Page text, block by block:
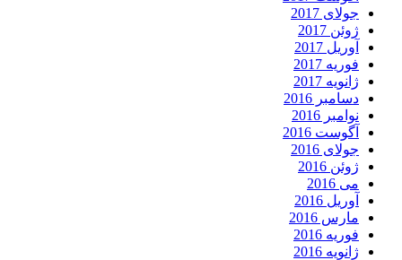
جولای 2017
ژوئن 2017
آوریل 2017
فوریه 2017
ژانویه 2017
دسامبر 2016
نوامبر 2016
آگوست 2016
جولای 2016
ژوئن 2016
می 2016
آوریل 2016
مارس 2016
فوریه 2016
ژانویه 2016